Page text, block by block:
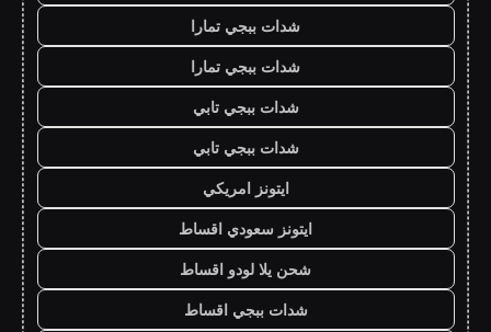
شدات ببجي تمارا
شدات ببجي تمارا
شدات ببجي تابي
شدات ببجي تابي
ايتونز امريكي
ايتونز سعودي اقساط
شحن يلا لودو اقساط
شدات ببجي اقساط